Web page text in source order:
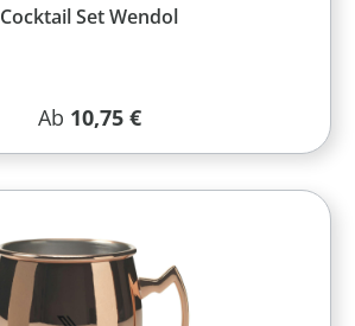
Cocktail Set Wendol
Regulärer Preis:
Ab 10,75 €